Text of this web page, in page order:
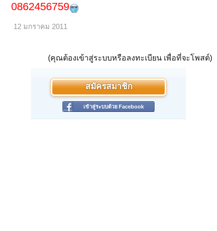
0862456759
12 มกราคม 2011
(คุณต้องเข้าสู่ระบบหรือลงทะเบียน เพื่อที่จะโพสต์)
สมัครสมาชิก
เข้าสู่ระบบด้วย Facebook